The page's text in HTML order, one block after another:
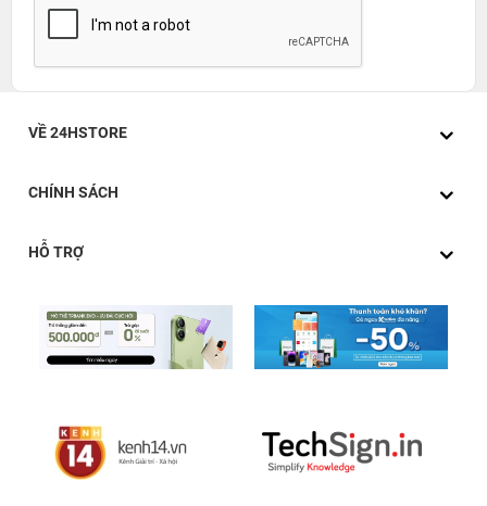
VỀ 24HSTORE
CHÍNH SÁCH
HỖ TRỢ